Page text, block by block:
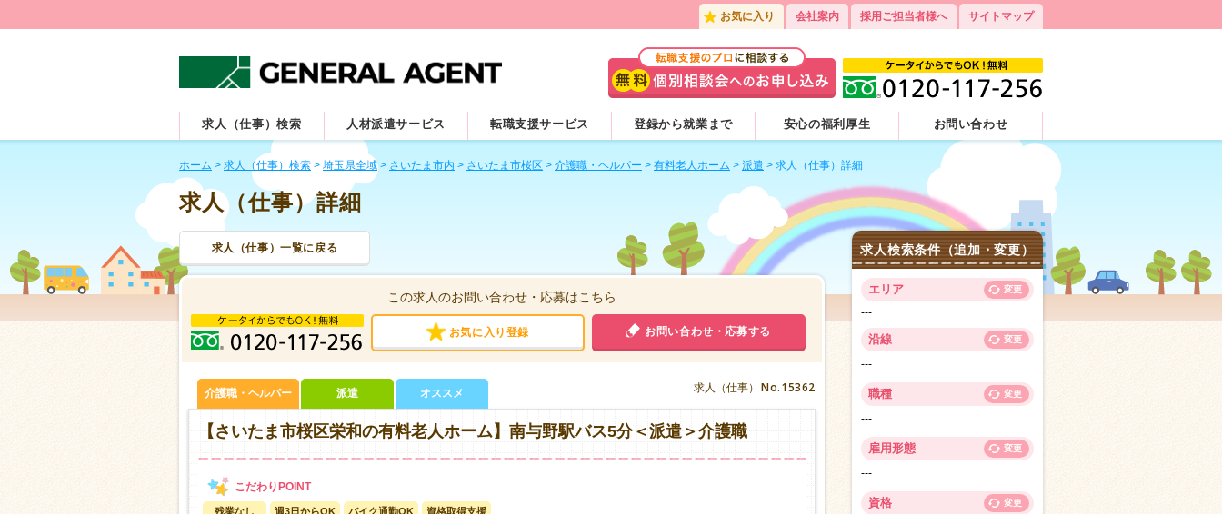
お気に入り 会社案内 採用ご担当者様へ サイトマップ
求人（仕事）検索 人材派遣サービス 転職支援サービス 登録から就業まで 安心の福利厚生 お問い合わせ
ホーム > 求人（仕事）検索 > 埼玉県全域> さいたま市内 > さいたま市桜区 > 介護職・ヘルパー > 有料老人ホーム > 派遣 > 求人（仕事）詳細
求人（仕事）詳細
求人（仕事）一覧に戻る
この求人のお問い合わせ・応募はこちら
お気に入り登録 お問い合わせ・応募する
求人（仕事） No.15362
介護職・ヘルパー 派遣 オススメ
【さいたま市桜区栄和の有料老人ホーム】南与野駅バス5分＜派遣＞介護職
残業なし 週3日からOK バイク通勤OK 資格取得支援
求人検索条件（追加・変更）
エリア 変更
---
沿線 変更
---
職種 変更
---
雇用形態 変更
---
資格 変更